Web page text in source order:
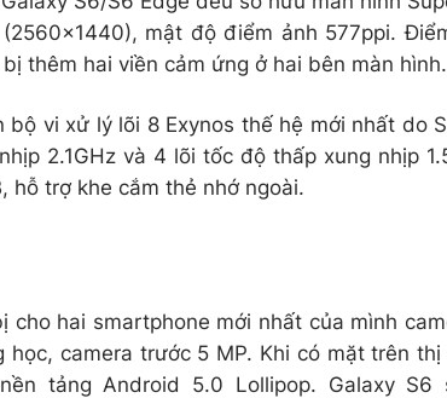
mật độ điểm ảnh 577ppi.
thêm hai viền cảm ứng ở hai bên màn hình.
bộ vi xử lý lõi 8 Exynos thế hệ mới nhất do
2.1GHz và 4 lõi tốc độ thấp xung nhịp
hỗ trợ khe cắm thẻ nhớ ngoài.
cho hai smartphone mới nhất của mình
học, camera trước 5 MP. Khi có mặt trên
tảng Android 5.0 Lollipop. Galaxy